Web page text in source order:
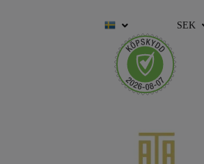
SEK